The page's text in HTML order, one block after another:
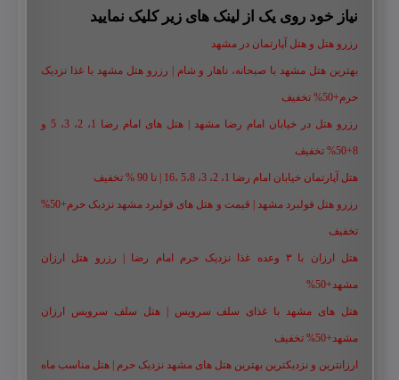
نیاز خود روی یک از لینک های زیر کلیک نمایید
رزرو هتل و هتل آپارتمان در مشهد
بهترین هتل مشهد با صبحانه، ناهار و شام | رزرو هتل مشهد با غذا نزدیک
حرم+50% تخفیف
رزرو هتل در خیابان امام رضا مشهد | هتل‌ های امام رضا 1، 2، 3، 5 و
8+50% تخفیف
هتل آپارتمان خیابان امام رضا 1، 2، 3، 5،8 ،16 | تا 90 % تخفیف
رزرو هتل فولبرد مشهد | قیمت و هتل های فولبرد مشهد نزدیک حرم+50%
تخفیف
هتل ارزان با ۳ وعده غذا نزدیک حرم امام رضا | رزرو هتل ارزان
مشهد+50%
هتل های مشهد با غذای سلف سرویس | هتل سلف سرویس ارزان
مشهد+50% تخفیف
ارزانترین و نزدیکترین بهترین هتل های مشهد نزدیک حرم | هتل مناسب ماه